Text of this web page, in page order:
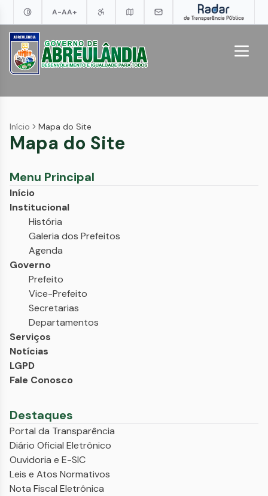
A-AA+
Início Mapa do Site
Mapa do Site
Menu Principal
Início
Institucional
História
Galeria dos Prefeitos
Agenda
Governo
Prefeito
Vice-Prefeito
Secretarias
Departamentos
Serviços
Notícias
LGPD
Fale Conosco
Destaques
Portal da Transparência
Diário Oficial Eletrônico
Ouvidoria e E-SIC
Leis e Atos Normativos
Nota Fiscal Eletrônica